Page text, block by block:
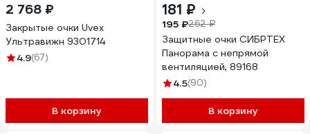
2 768 ₽
Закрытые очки Uvex
Ультравижн 9301714
4.9(67)
В корзину
181 ₽
195 ₽262 ₽
Защитные очки СИБРТЕХ
Панорама с непрямой
вентиляцией, 89168
4.5(90)
В корзину